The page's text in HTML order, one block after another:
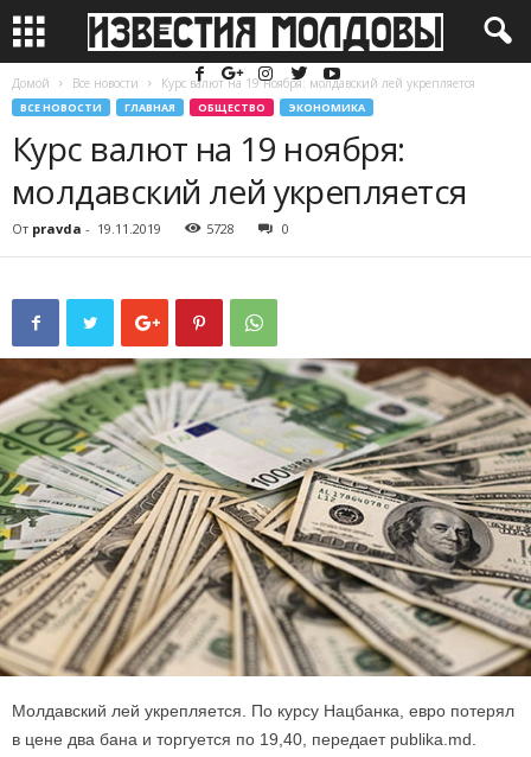
Домой Все новости Курс валют на 19 ноября: молдавский лей укрепляется
ВСЕ НОВОСТИ ГЛАВНАЯ ОБЩЕСТВО ЭКОНОМИКА
Курс валют на 19 ноября:
молдавский лей укрепляется
От pravda - 19.11.2019 5728 0
Молдавский лей укрепляется. По курсу Нацбанка, евро потерял
в цене два бана и торгуется по 19,40, передает publika.md.